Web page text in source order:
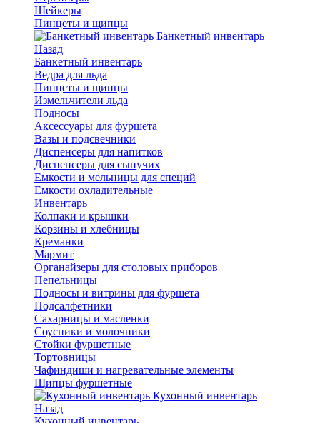
Шейкеры
Пинцеты и щипцы
Банкетный инвентарь
Назад
Банкетный инвентарь
Ведра для льда
Пинцеты и щипцы
Измельчители льда
Подносы
Аксессуары для фуршета
Вазы и подсвечники
Диспенсеры для напитков
Диспенсеры для сыпучих
Емкости и мельницы для специй
Емкости охладительные
Инвентарь
Колпаки и крышки
Корзины и хлебницы
Креманки
Мармит
Органайзеры для столовых приборов
Пепельницы
Подносы и витрины для фуршета
Подсалфетники
Сахарницы и масленки
Соусники и молочники
Стойки фуршетные
Тортовницы
Чафиндиши и нагревательные элементы
Щипцы фуршетные
Кухонный инвентарь
Назад